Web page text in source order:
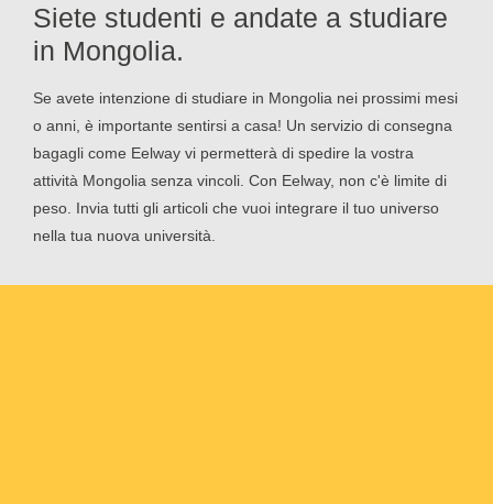
Siete studenti e andate a studiare
in Mongolia.
Se avete intenzione di studiare in Mongolia nei prossimi mesi
o anni, è importante sentirsi a casa! Un servizio di consegna
bagagli come Eelway vi permetterà di spedire la vostra
attività Mongolia senza vincoli. Con Eelway, non c'è limite di
peso. Invia tutti gli articoli che vuoi integrare il tuo universo
nella tua nuova università.